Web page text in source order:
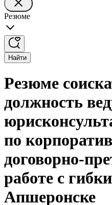
Резюме
Найти
Резюме
должность
по
договорно-
работе с
Апшеронске